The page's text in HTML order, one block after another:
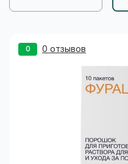
0 0 отзывов